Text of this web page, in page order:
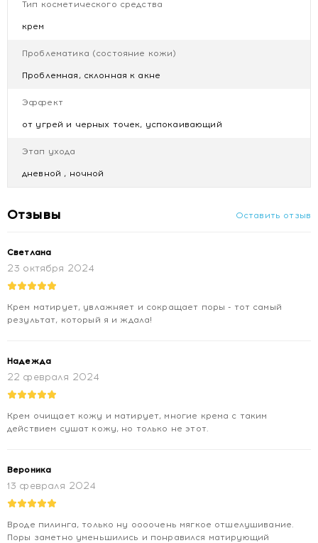
Купить NOREVA ЭКСФОЛИАК Матирующий и
Цена NOREVA ЭКСФОЛИАК Матирующий и
поросуживающий крем, 30 мл
поросуживающий крем, 30 мл
Тип косметического средства
крем
Проблематика (состояние кожи)
Проблемная, склонная к акне
Эффект
от угрей и черных точек, успокаивающий
Этап ухода
дневной , ночной
Отзывы Оставить отзыв
Светлана
23 октября 2024
Крем матирует, увлажняет и сокращает поры - тот самый
результат, который я и ждала!
Надежда
22 февраля 2024
Крем очищает кожу и матирует, многие крема с таким
действием сушат кожу, но только не этот.
Вероника
13 февраля 2024
Вроде пилинга, только ну оооочень мягкое отшелушивание.
Поры заметно уменьшились и понравился матирующий